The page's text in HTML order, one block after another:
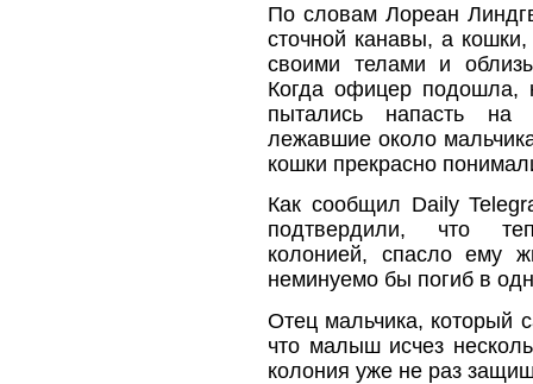
По словам Лореан
сточной канавы, а
своими телами и
Когда офицер подошла,
пытались напасть на
лежавшие около
кошки прекрасно
Как сообщил Daily
подтвердили, что
колонией, спасло ему
неминуемо бы погиб в
Отец мальчика, который
что малыш исчез
колония уже не раз